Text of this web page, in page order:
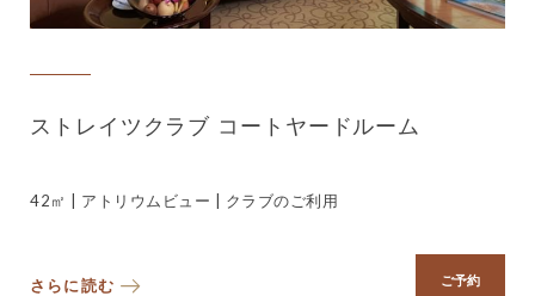
ストレイツクラブ コートヤードルーム
42㎡ | アトリウムビュー | クラブのご利用
さらに読む ご予約